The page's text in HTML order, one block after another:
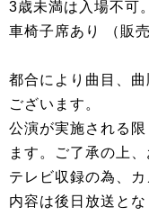
3歳未満は入場不可
車椅子席あり （販
都合により曲目、
ございます。
公演が実施される
ます。ご了承の上
テレビ収録の為、
内容は後日放送とな